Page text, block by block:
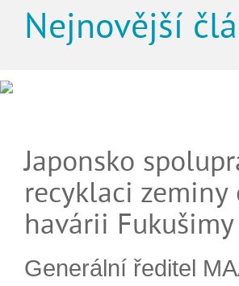
Nejnovější
Japonsko
recyklaci
havárii Fukušimy
Generální ředitel